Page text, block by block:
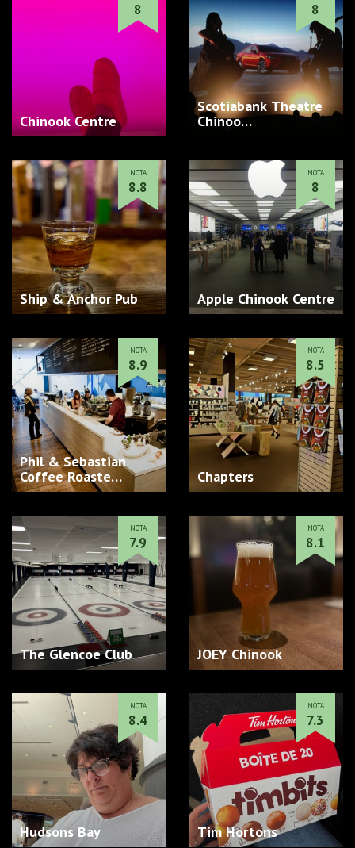
Chinook Centre
8
Scotiabank Theatre
Chinoo…
8
Ship & Anchor Pub
NOTA
8.8
Apple Chinook Centre
NOTA
8
Phil & Sebastian
Coffee Roaste…
NOTA
8.9
Chapters
NOTA
8.5
The Glencoe Club
NOTA
7.9
JOEY Chinook
NOTA
8.1
Hudsons Bay
NOTA
8.4
Tim Hortons
NOTA
7.3